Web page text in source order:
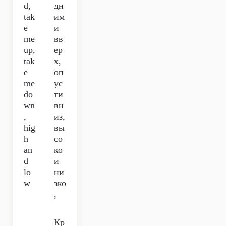
d,
tak
e
me
up,
tak
e
me
do
wn
,
hig
h
an
d
lo
w
дн
им
и
вв
ер
х,
оп
ус
ти
вн
из,
вы
со
ко
и
ни
зко
,
Кр